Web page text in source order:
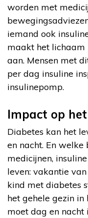
worden met
iemand ook
maakt het lichaam
aan. Mensen met
per dag insuline
insulinepomp.
Impact op
Diabetes kan het
en nacht. En welke
medicijnen,
leven: vakantie
kind met diabetes
het gehele gezin in
moet dag en